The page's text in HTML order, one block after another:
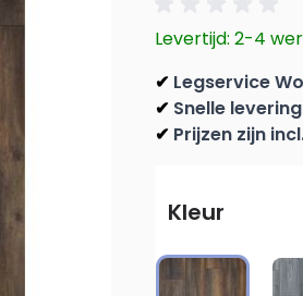
Levertijd: 2-4
✔ Legservice
✔ Snelle levering
✔ Prijzen zijn
Kleur
3570